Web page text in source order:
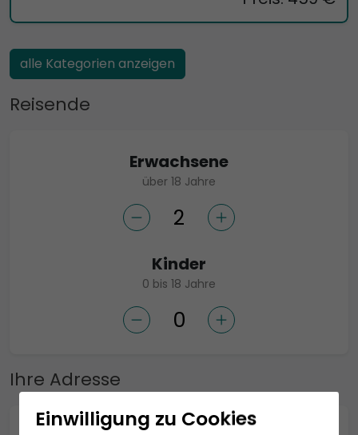
alle Kategorien anzeigen
Reisende
Erwachsene
über 18 Jahre
Kinder
0 bis 18 Jahre
Ihre Adresse
Einwilligung zu Cookies